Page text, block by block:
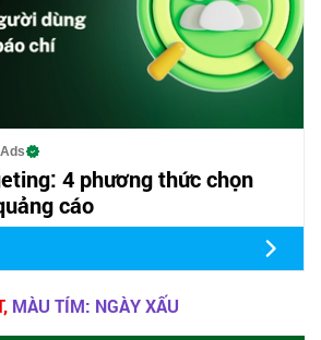
4 phương thức chọn
cáo
MÀU TÍM: NGÀY XẤU